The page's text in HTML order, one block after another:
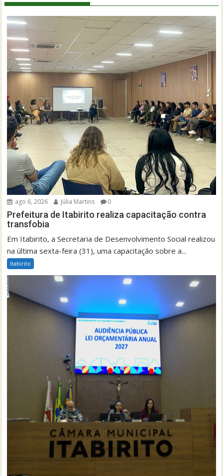
ago 6, 2026 Júlia Martins 0
Prefeitura de Itabirito realiza capacitação contra
transfobia
Em Itabirito, a Secretaria de Desenvolvimento Social realizou
na última sexta-feira (31), uma capacitação sobre a...
Itabirito